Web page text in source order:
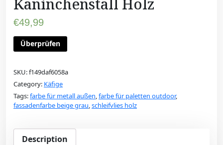
€49,99
Überprüfen
SKU:f149daf6058a
Category: Käfige
Tags:farbe für metall außen,farbe für paletten outdoor,
fassadenfarbe beige grau,schleifvlies holz
Description